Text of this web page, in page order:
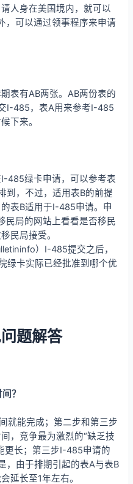
人身在美国境内，就可以
，可以通过领事程序来申请
表有AB两张。AB两份表的
I-485，表A用来参考I-485
下来。
485绿卡申请，可以参考表
到，不过，适用表B的前提
表B适用于I-485申请。申
民局的网站上看看是否移民
民局接受。
）I-485提交之后，
绿卡实际已经批准到哪个优
题解答
？
就能完成；第二步和第三步
，竞争最为激烈的“缺乏技
更长；第三步I-485申请的
，由于排期引起的表A与表B
延长至1年左右。